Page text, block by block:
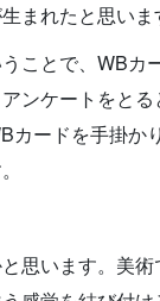
まれたと思いま
ことで、WBカ
ンケートをと
ードを手掛か
思います。美